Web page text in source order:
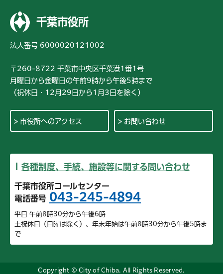
千葉市役所
法人番号 6000020121002
〒260-8722 千葉市中央区千葉港1番1号
月曜日から金曜日の午前9時から午後5時まで
（祝休日・12月29日から1月3日を除く）
市役所へのアクセス お問い合わせ
各種制度、手続、施設等に関する問い合わせ
千葉市役所コールセンター
電話番号 043-245-4894
平日 午前8時30分から午後6時
土祝休日（日曜は除く）、年末年始は午前8時30分から午後5時ま
で
Copyright © City of Chiba. All Rights Reserved.